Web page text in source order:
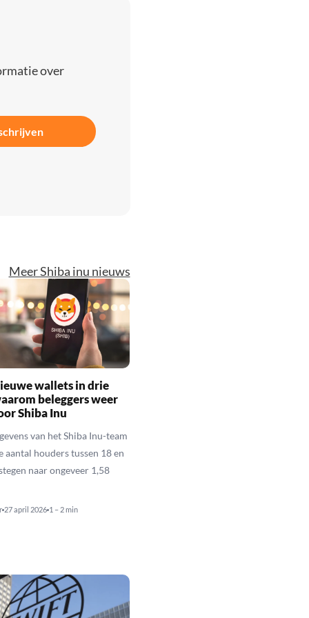
over
Meer Shiba inu nieuws
wallets in drie
beleggers weer
Shiba Inu
van het Shiba Inu-team
aantal houders tussen 18 en
naar ongeveer 1,58
27 april 2026 1 – 2 min